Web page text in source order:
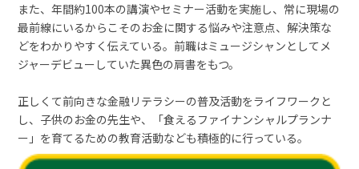
また、年間約100本の講演やセミナー活動を実施し、常に現場の
最前線にいるからこそのお金に関する悩みや注意点、解決策な
どをわかりやすく伝えている。前職はミュージシャンとしてメ
ジャーデビューしていた異色の肩書をもつ。
正しくて前向きな金融リテラシーの普及活動をライフワークと
し、子供のお金の先生や、「食えるファイナンシャルプランナ
ー」を育てるための教育活動なども積極的に行っている。